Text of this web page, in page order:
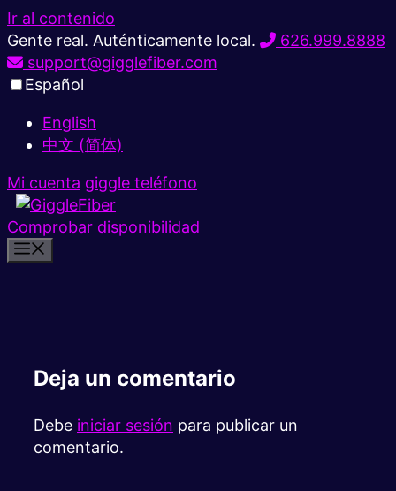
Ir al contenido
Gente real. Auténticamente local.
626.999.8888
support@gigglefiber.com
Español
English
中文 (简体)
Mi cuenta giggle teléfono
Comprobar disponibilidad
Deja un comentario
Debe iniciar sesión para publicar un
comentario.